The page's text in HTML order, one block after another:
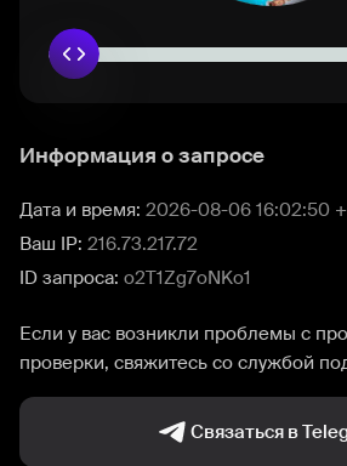
Информация о запросе
Дата и время: 2026-08-06 16:02:50
Ваш IP: 216.73.217.72
ID запроса: o2T1Zg7oNKo1
Если у вас возникли проблемы с
проверки, свяжитесь со службой
Связаться в